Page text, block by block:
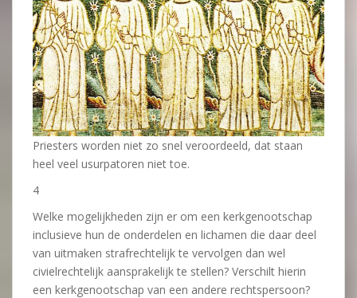
Priesters worden niet zo snel veroordeeld, dat staan
heel veel usurpatoren niet toe.
4
Welke mogelijkheden zijn er om een kerkgenootschap
inclusieve hun de onderdelen en lichamen die daar deel
van uitmaken strafrechtelijk te vervolgen dan wel
civielrechtelijk aansprakelijk te stellen? Verschilt hierin
een kerkgenootschap van een andere rechtspersoon?